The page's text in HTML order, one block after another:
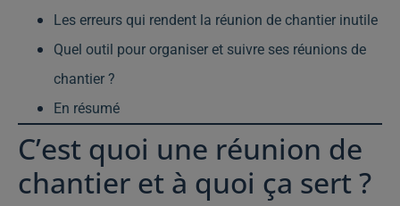
Les erreurs qui rendent la réunion de chantier inutile
Quel outil pour organiser et suivre ses réunions de
chantier ?
En résumé
C’est quoi une réunion de
chantier et à quoi ça sert ?